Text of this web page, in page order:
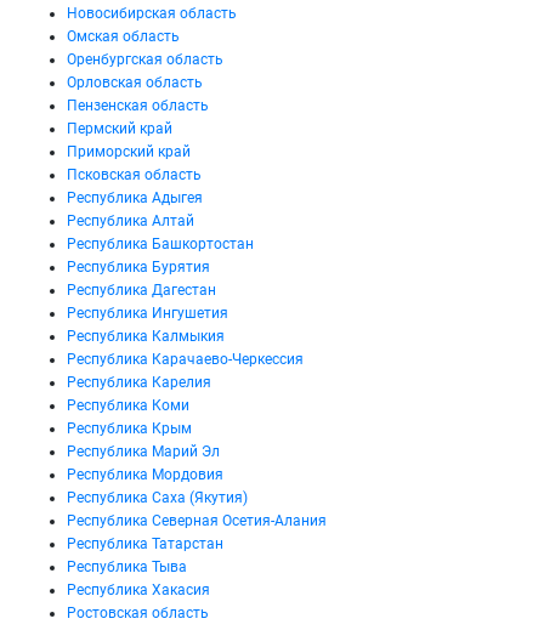
Новосибирская область
Омская область
Оренбургская область
Орловская область
Пензенская область
Пермский край
Приморский край
Псковская область
Республика Адыгея
Республика Алтай
Республика Башкортостан
Республика Бурятия
Республика Дагестан
Республика Ингушетия
Республика Калмыкия
Республика Карачаево-Черкессия
Республика Карелия
Республика Коми
Республика Крым
Республика Марий Эл
Республика Мордовия
Республика Саха (Якутия)
Республика Северная Осетия-Алания
Республика Татарстан
Республика Тыва
Республика Хакасия
Ростовская область